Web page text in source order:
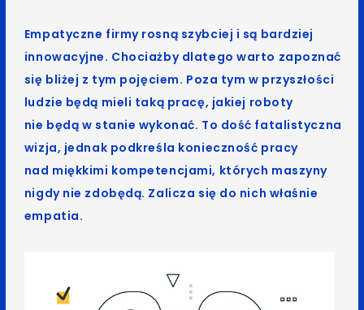
Empatyczne firmy rosną szybciej i są bardziej
innowacyjne. Chociażby dlatego warto zapoznać
się bliżej z tym pojęciem. Poza tym w przyszłości
ludzie będą mieli taką pracę, jakiej roboty
nie będą w stanie wykonać. To dość fatalistyczna
wizja, jednak podkreśla konieczność pracy
nad miękkimi kompetencjami, których maszyny
nigdy nie zdobędą. Zalicza się do nich właśnie
empatia.